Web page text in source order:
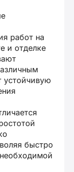
работ на
и отделке
устойчивую
быстро